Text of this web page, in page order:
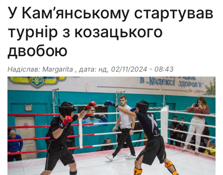
У Кам’янському стартував
турнір з козацького
двобою
Надіслав: Margarita , дата: нд, 02/11/2024 - 08:43